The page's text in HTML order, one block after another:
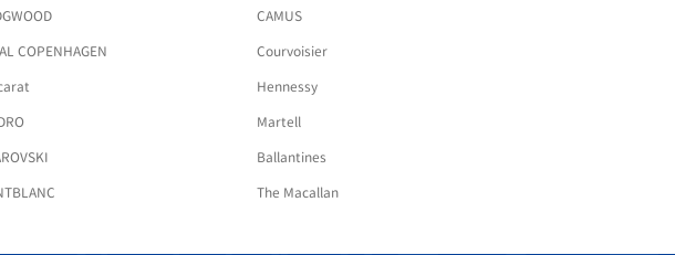
COPENHAGEN
CAMUS
Courvoisier
Hennessy
Martell
Ballantines
The Macallan